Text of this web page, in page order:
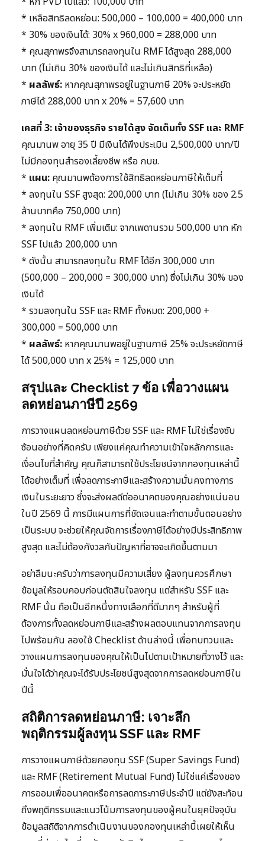
* เหลือสิทธิลดหย่อน: 500,000 – 100,000 = 400,000 บาท
* 30% ของเงินได้: 30% x 960,000 = 288,000 บาท
* คุณสุภาพรจึงสามารถลงทุนใน RMF ได้สูงสุด 288,000
บาท (ไม่เกิน 30% ของเงินได้ และไม่เกินสิทธิที่เหลือ)
* ผลลัพธ์: หากคุณสุภาพรอยู่ในฐานภาษี 20% จะประหยัด
ภาษีได้ 288,000 บาท x 20% = 57,600 บาท
เคสที่ 3: เจ้าของธุรกิจ รายได้สูง จัดเต็มทั้ง SSF และ RMF
คุณมานพ อายุ 35 ปี มีเงินได้พึงประเมิน 2,500,000 บาท/ปี
ไม่มีกองทุนสำรองเลี้ยงชีพ หรือ กบข.
* แผน: คุณมานพต้องการใช้สิทธิลดหย่อนภาษีให้เต็มที่
* ลงทุนใน SSF สูงสุด: 200,000 บาท (ไม่เกิน 30% ของ 2.5
ล้านบาทคือ 750,000 บาท)
* ลงทุนใน RMF เพิ่มเติม: จากเพดานรวม 500,000 บาท หัก
SSF ไปแล้ว 200,000 บาท
* ดังนั้น สามารถลงทุนใน RMF ได้อีก 300,000 บาท
(500,000 – 200,000 = 300,000 บาท) ซึ่งไม่เกิน 30% ของ
เงินได้
* รวมลงทุนใน SSF และ RMF ทั้งหมด: 200,000 +
300,000 = 500,000 บาท
* ผลลัพธ์: หากคุณมานพอยู่ในฐานภาษี 25% จะประหยัดภาษี
ได้ 500,000 บาท x 25% = 125,000 บาท
สรุปและ Checklist 7 ข้อ เพื่อวางแผน
ลดหย่อนภาษีปี 2569
การวางแผนลดหย่อนภาษีด้วย SSF และ RMF ไม่ใช่เรื่องซับ
ซ้อนอย่างที่คิดครับ เพียงแค่คุณทำความเข้าใจหลักการและ
เงื่อนไขที่สำคัญ คุณก็สามารถใช้ประโยชน์จากกองทุนเหล่านี้
ได้อย่างเต็มที่ เพื่อลดภาระภาษีและสร้างความมั่นคงทางการ
เงินในระยะยาว ซึ่งจะส่งผลดีต่ออนาคตของคุณอย่างแน่นอน
ในปี 2569 นี้ การมีแผนการที่ชัดเจนและทำตามขั้นตอนอย่าง
เป็นระบบ จะช่วยให้คุณจัดการเรื่องภาษีได้อย่างมีประสิทธิภาพ
สูงสุด และไม่ต้องกังวลกับปัญหาที่อาจจะเกิดขึ้นตามมา
อย่าลืมนะครับว่าการลงทุนมีความเสี่ยง ผู้ลงทุนควรศึกษา
ข้อมูลให้รอบคอบก่อนตัดสินใจลงทุน แต่สำหรับ SSF และ
RMF นั้น ถือเป็นอีกหนึ่งทางเลือกที่ดีมากๆ สำหรับผู้ที่
ต้องการทั้งลดหย่อนภาษีและสร้างผลตอบแทนจากการลงทุน
ไปพร้อมกัน ลองใช้ Checklist ด้านล่างนี้ เพื่อทบทวนและ
วางแผนการลงทุนของคุณให้เป็นไปตามเป้าหมายที่วางไว้ และ
มั่นใจได้ว่าคุณจะได้รับประโยชน์สูงสุดจากการลดหย่อนภาษีใน
ปีนี้
สถิติการลดหย่อนภาษี: เจาะลึก
พฤติกรรมผู้ลงทุน SSF และ RMF
การวางแผนภาษีด้วยกองทุน SSF (Super Savings Fund)
และ RMF (Retirement Mutual Fund) ไม่ใช่แค่เรื่องของ
การออมเพื่ออนาคตหรือการลดภาระภาษีประจำปี แต่ยังสะท้อน
ถึงพฤติกรรมและแนวโน้มการลงทุนของผู้คนในยุคปัจจุบัน
ข้อมูลสถิติจากการดำเนินงานของกองทุนเหล่านี้เผยให้เห็น